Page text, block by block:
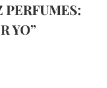
YO”